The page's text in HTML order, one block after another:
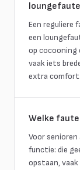
Een reguliere
een
op cocooning
vaak iets
extra comfort.
Welke
Voor
functie: die
opstaan,